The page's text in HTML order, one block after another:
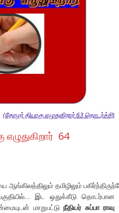
(தோழர் தியாகு எழுதுகிறார் 63 தொடர்ச்சி)
64
ஆங்கிலத்திலும் தமிழிலும்
இட ஒதுக்கீடு தொடர்பான
மாறுபட்டுநீதியர் சுப்பா ராவு